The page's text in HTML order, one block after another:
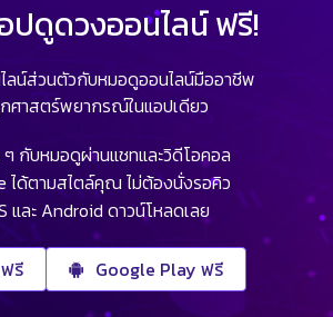
ปดูดวงออนไลน์ ฟรี!
ลน์ส่วนตัวกับหมอดูออนไลน์มืออาชีพ
ศาสตร์พยากรณ์ในแอปเดียว
กับหมอดูผ่านแชทและวิดีโอคอล
ได้ตามสไตล์คุณ ไม่ต้องนั่งรอคิว
และ Android ดาวน์โหลดเลย
รี Google Play ฟรี